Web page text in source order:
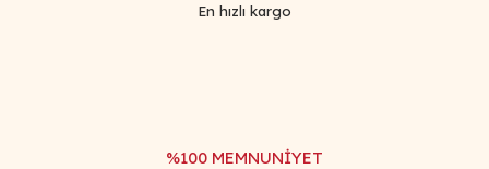
En hızlı kargo
%100 MEMNUNİYET